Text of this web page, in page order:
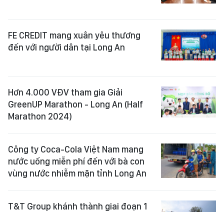
FE CREDIT mang xuân yêu thương
đến với người dân tại Long An
Hơn 4.000 VĐV tham gia Giải
GreenUP Marathon - Long An (Half
Marathon 2024)
Công ty Coca-Cola Việt Nam mang
nước uống miễn phí đến với bà con
vùng nước nhiễm mặn tỉnh Long An
T&T Group khánh thành giai đoạn 1